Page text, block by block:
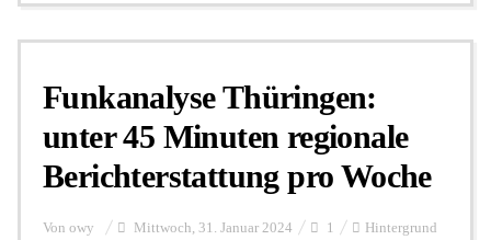
Funkanalyse Thüringen:
unter 45 Minuten regionale
Berichterstattung pro Woche
Von owy Mittwoch, 31. Januar 2024 1 Hintergrund